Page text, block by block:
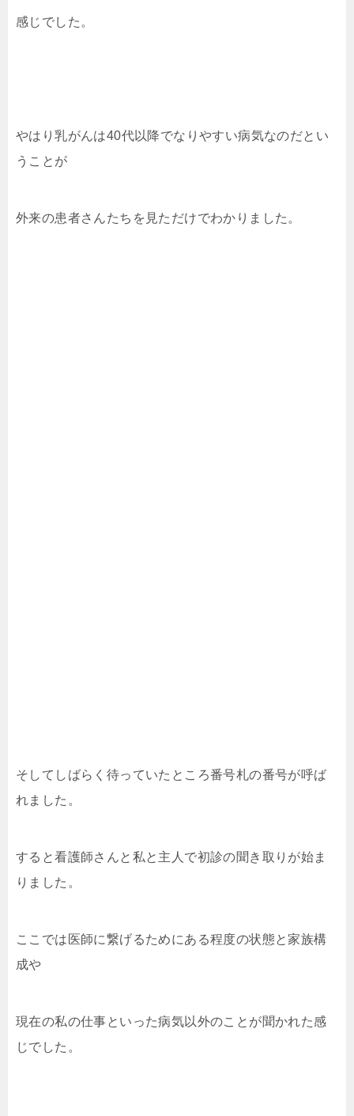
感じでした。
やはり乳がんは40代以降でなりやすい病気なのだとい
うことが
外来の患者さんたちを見ただけでわかりました。
そしてしばらく待っていたところ番号札の番号が呼ば
れました。
すると看護師さんと私と主人で初診の聞き取りが始ま
りました。
ここでは医師に繋げるためにある程度の状態と家族構
成や
現在の私の仕事といった病気以外のことが聞かれた感
じでした。